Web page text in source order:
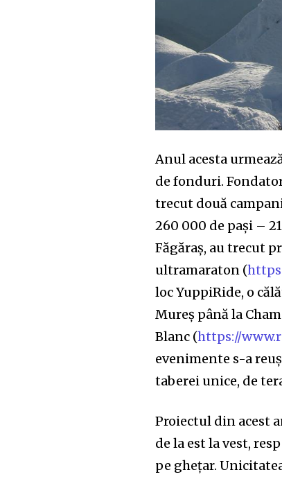
Join our
of the
To subscribe, simply
the subscribe button
won't spam your inbox.
Anul acesta
de fonduri.
trecut două
260 000 de pași –
Făgăraș, au trecut
ultramaraton (
loc YuppiRide, o
Mureș până la
Blanc (https://
evenimente s-a
taberei unice, de
Proiectul din acest
de la est la vest,
pe ghețar.